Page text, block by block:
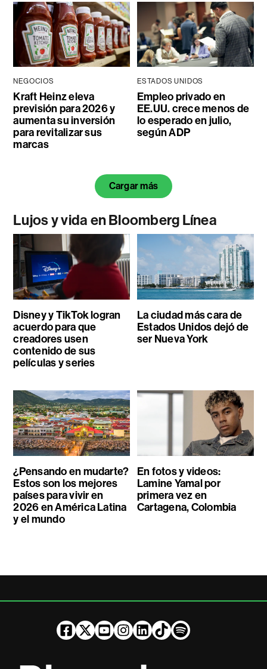
NEGOCIOS
Kraft Heinz eleva
previsión para 2026 y
aumenta su inversión
para revitalizar sus
marcas
ESTADOS UNIDOS
Empleo privado en
EE.UU. crece menos de
lo esperado en julio,
según ADP
Cargar más
Lujos y vida en Bloomberg Línea
Disney y TikTok logran
acuerdo para que
creadores usen
contenido de sus
películas y series
La ciudad más cara de
Estados Unidos dejó de
ser Nueva York
¿Pensando en mudarte?
Estos son los mejores
países para vivir en
2026 en América Latina
y el mundo
En fotos y videos:
Lamine Yamal por
primera vez en
Cartagena, Colombia